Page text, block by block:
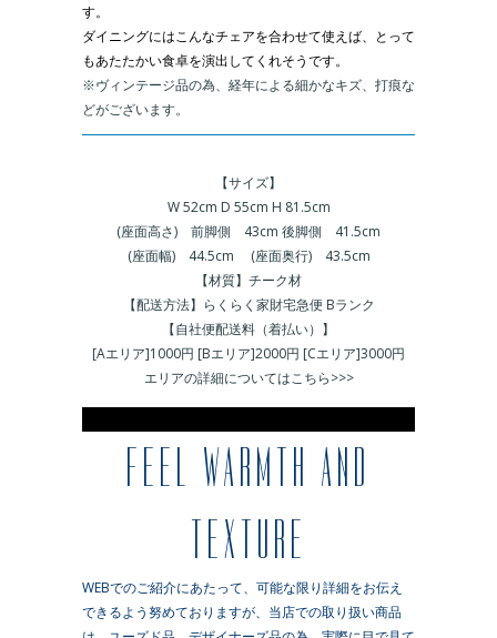
す。
ダイニングにはこんなチェアを合わせて使えば、とって
もあたたかい食卓を演出してくれそうです。
※ヴィンテージ品の為、経年による細かなキズ、打痕な
どがございます。
【サイズ】
W 52cm D 55cm H 81.5cm
(座面高さ) 前脚側 43cm 後脚側 41.5cm
(座面幅) 44.5cm (座面奥行) 43.5cm
【材質】チーク材
【配送方法】らくらく家財宅急便 Bランク
【自社便配送料（着払い）】
[Aエリア]1000円 [Bエリア]2000円 [Cエリア]3000円
エリアの詳細についてはこちら>>>
FEEL WARMTH AND
TEXTURE
WEBでのご紹介にあたって、可能な限り詳細をお伝え
できるよう努めておりますが、当店での取り扱い商品